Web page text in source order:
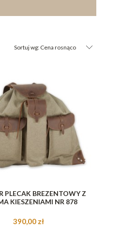
Sortuj wg: Cena rosnąco
PLECAK BREZENTOWY Z
KIESZENIAMI NR 878
390,00 zł